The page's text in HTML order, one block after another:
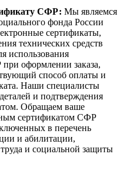
СФР: Мы являемся
фонда России
сертификаты,
технических средств
использования
оформлении заказа,
способ оплаты и
Наши специалисты
и подтверждения
Обращаем ваше
сертификатом СФР
в перечень
и абилитации,
и социальной защиты